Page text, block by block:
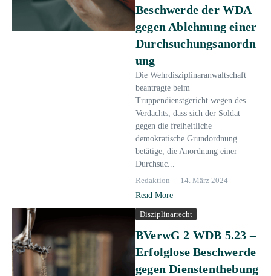
Beschwerde der WDA
gegen Ablehnung einer
Durchsuchungsanordn
ung
Die Wehrdisziplinaranwaltschaft
beantragte beim
Truppendienstgericht wegen des
Verdachts, dass sich der Soldat
gegen die freiheitliche
demokratische Grundordnung
betätige, die Anordnung einer
Durchsuc...
Redaktion
14. März 2024
Read More
Disziplinarrecht
BVerwG 2 WDB 5.23 –
Erfolglose Beschwerde
gegen Dienstenthebung